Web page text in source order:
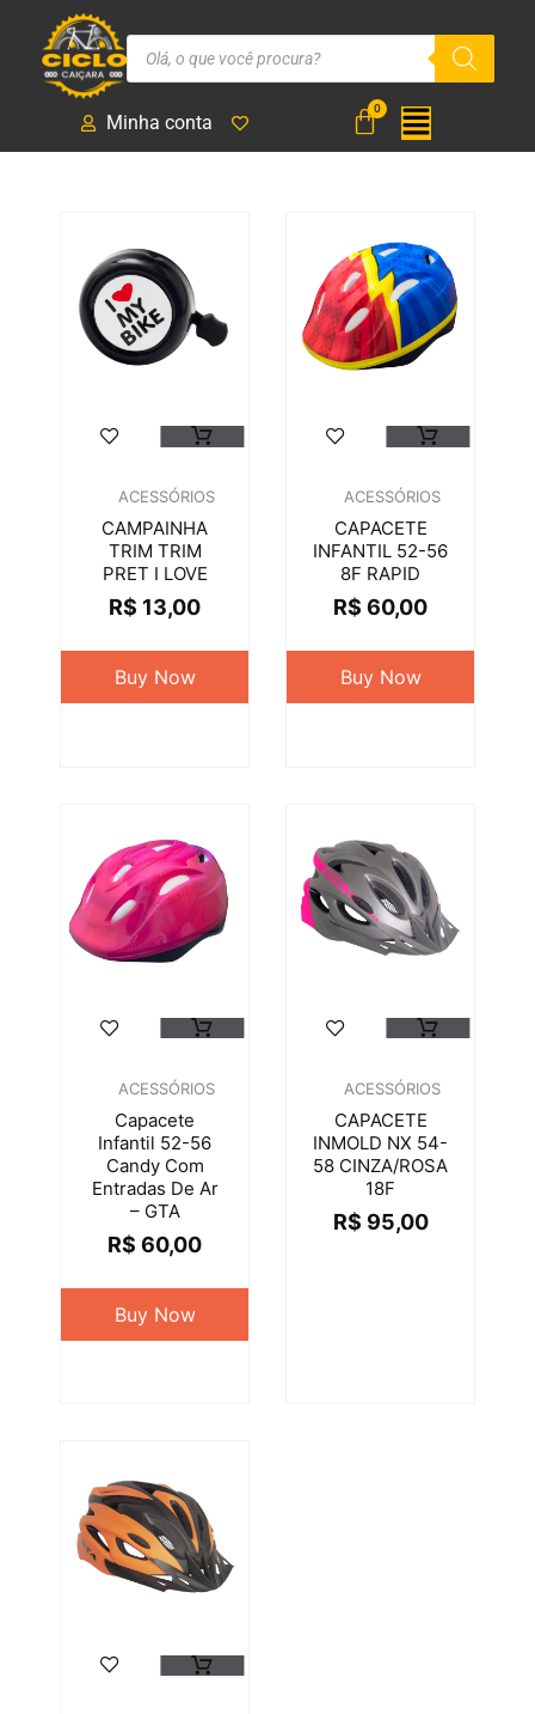
Minha conta
ACESSÓRIOS
CAMPAINHA
TRIM TRIM
PRET I LOVE
R$ 13,00
Buy Now
ACESSÓRIOS
CAPACETE
INFANTIL 52-56
8F RAPID
R$ 60,00
Buy Now
ACESSÓRIOS
Capacete
Infantil 52-56
Candy Com
Entradas De Ar
– GTA
R$ 60,00
Buy Now
ACESSÓRIOS
CAPACETE
INMOLD NX 54-
58 CINZA/ROSA
18F
R$ 95,00